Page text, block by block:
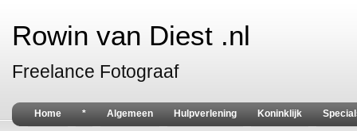
Rowin van Diest .nl
Freelance Fotograaf
Home * Algemeen Hulpverlening Koninklijk